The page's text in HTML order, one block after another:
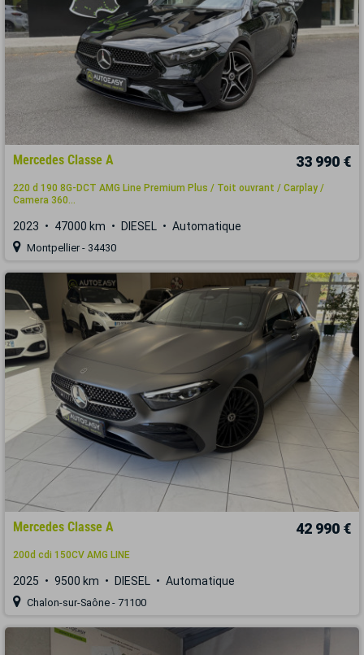
Mercedes Classe A 33 990 €
220 d 190 8G-DCT AMG Line Premium Plus / Toit ouvrant / Carplay /
Camera 360...
2023 47000 km DIESEL Automatique
Montpellier - 34430
Mercedes Classe A 42 990 €
200d cdi 150CV AMG LINE
2025 9500 km DIESEL Automatique
Chalon-sur-Saône - 71100